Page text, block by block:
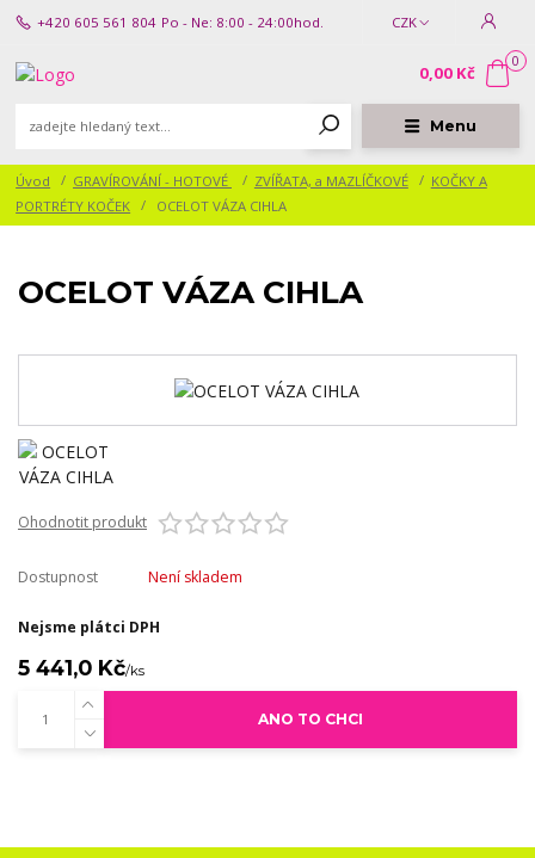
Menu
CZK
+420 605 561 804 Po - Ne: 8:00 - 24:00hod.
0
0,00 Kč
Úvod GRAVÍROVÁNÍ - HOTOVÉ ZVÍŘATA, a MAZLÍČKOVÉ
KOČKY A
PORTRÉTY KOČEK
OCELOT VÁZA CIHLA
OCELOT VÁZA CIHLA
Ohodnotit produkt
Dostupnost Není skladem
Nejsme plátci DPH
5 441,0 Kč/ks
ANO TO CHCI